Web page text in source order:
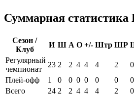
Суммарная
Сезон /
Клуб
И Ш А О +/- Штр ШР
Регулярный
чемпионат
23 2 2 4 4 4 2 0
Плей-офф
1 0 0 0 0 0 0 0
Всего
24 2 2 4 4 4 2 0